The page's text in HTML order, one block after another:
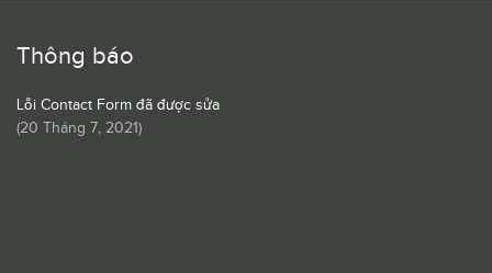
Thông báo
Lỗi Contact Form đã được sửa
(20 Tháng 7, 2021)